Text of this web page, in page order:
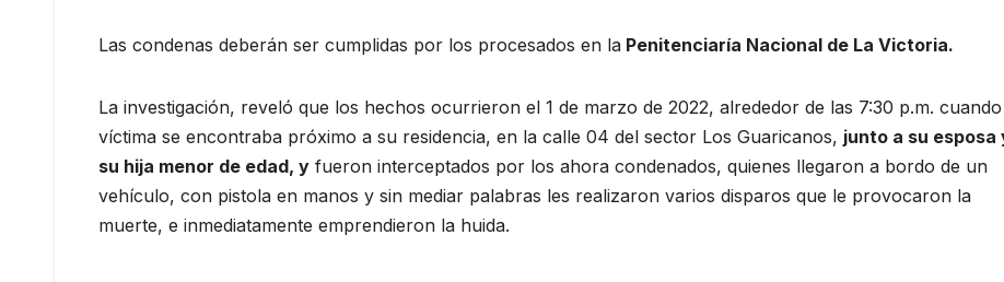
Las condenas deberán ser cumplidas por los procesados en la Penitenciaría Nacional de La Victoria.
La investigación, reveló que los hechos ocurrieron el 1 de marzo de 2022, alrededor de las 7:30 p.m.
víctima se encontraba próximo a su residencia, en la calle 04 del sector Los Guaricanos, junto a su esposa
su hija menor de edad, y fueron interceptados por los ahora condenados, quienes llegaron a bordo de un
vehículo, con pistola en manos y sin mediar palabras les realizaron varios disparos que le provocaron la
muerte, e inmediatamente emprendieron la huida.